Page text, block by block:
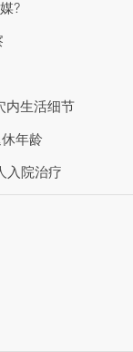
?
内生活细节
年龄
入院治疗